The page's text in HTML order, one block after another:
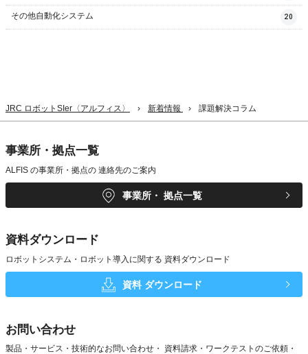
その他自動化システム 20
JRC ロボットSIer〈アルフィス〉 新着情報 課題解決コラム
事業所・拠点一覧
ALFIS の事業所・拠点の 連絡先のご案内
事業所・ 拠点一覧
資料ダウンロード
ロボットシステム・ロボット導入に関する 資料ダウンロード
資料 ダウンロード
お問い合わせ
製品・サービス・技術的なお問い合わせ・ 資料請求・ワークテストのご依頼・